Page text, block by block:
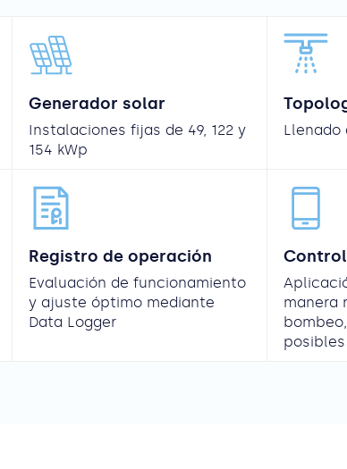
Generador solar
Instalaciones fijas de 49, 122 y
154 kWp
Llenado
Registro de operación
Evaluación de funcionamiento
y ajuste óptimo mediante
Data Logger
manera